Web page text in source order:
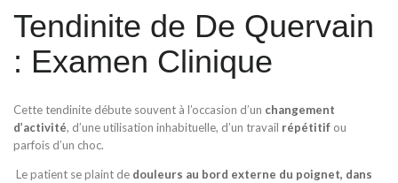
Tendinite de De Quervain
: Examen Clinique
Cette tendinite débute souvent à l’occasion d’un changement
d’activité, d’une utilisation inhabituelle, d’un travail répétitif ou
parfois d’un choc.
Le patient se plaint de douleurs au bord externe du poignet, dans